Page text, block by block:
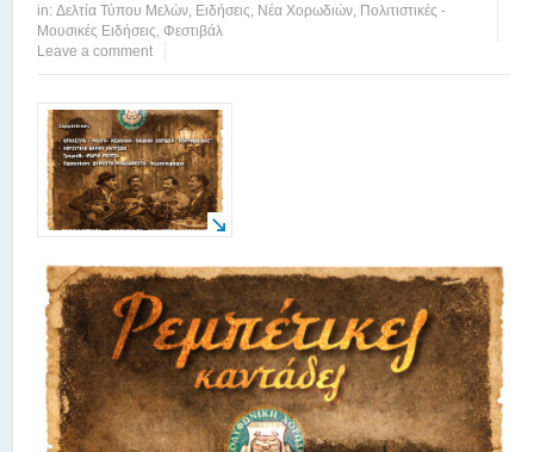
in: Δελτία Τύπου Μελών Ειδήσεις Νέα Χορωδιών Πολιτιστικές -
Μουσικές Ειδήσεις Φεστιβάλ
Leave a comment